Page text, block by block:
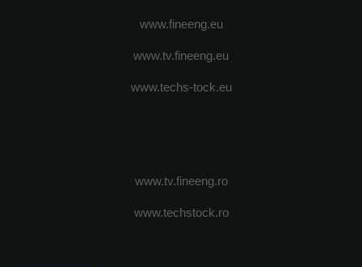
www.fineeng.eu
www.tv.fineeng.eu
www.techs-tock.eu
www.tv.fineeng.ro
www.techstock.ro